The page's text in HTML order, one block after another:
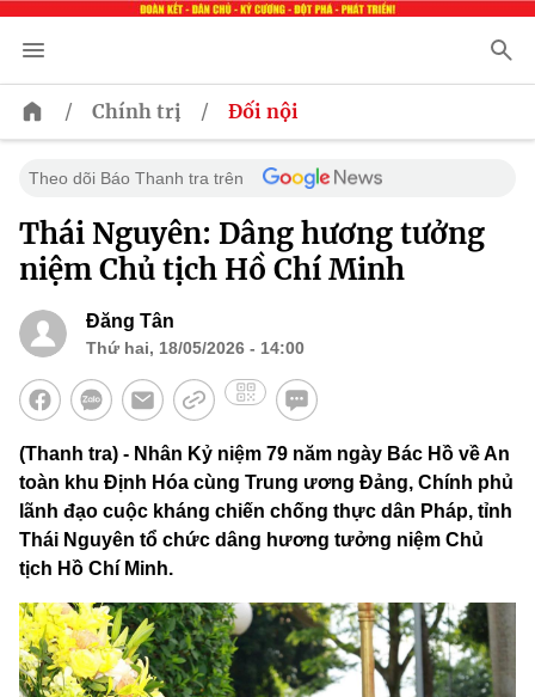
/ Chính trị / Đối nội
Theo dõi Báo Thanh tra trên
Thái Nguyên: Dâng hương tưởng
niệm Chủ tịch Hồ Chí Minh
Đăng Tân
Thứ hai, 18/05/2026 - 14:00
(Thanh tra) - Nhân Kỷ niệm 79 năm ngày Bác Hồ về An
toàn khu Định Hóa cùng Trung ương Đảng, Chính phủ
lãnh đạo cuộc kháng chiến chống thực dân Pháp, tỉnh
Thái Nguyên tổ chức dâng hương tưởng niệm Chủ
tịch Hồ Chí Minh.